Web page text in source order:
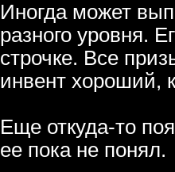
Иногда может
разного уровня.
строчке. Все
инвент хороший,
Еще откуда-то
ее пока не понял.